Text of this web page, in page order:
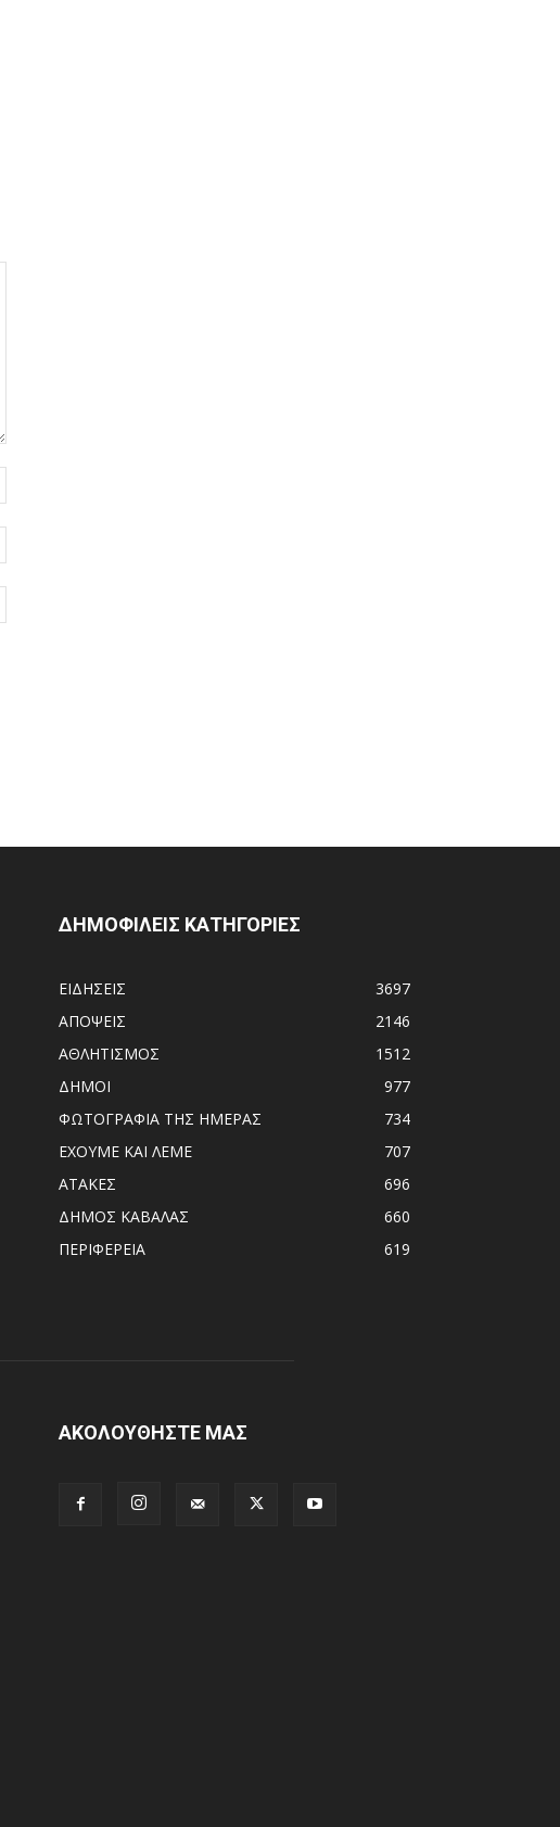
ΔΗΜΟΦΙΛΕΙΣ ΚΑΤΗΓΟΡΙΕΣ
ΕΙΔΗΣΕΙΣ
3697
ΑΠΟΨΕΙΣ
2146
ΑΘΛΗΤΙΣΜΟΣ
1512
ΔΗΜΟΙ
977
ΦΩΤΟΓΡΑΦΙΑ ΤΗΣ ΗΜΕΡΑΣ
734
ΕΧΟΥΜΕ ΚΑΙ ΛΕΜΕ
707
ΑΤΑΚΕΣ
696
ΔΗΜΟΣ ΚΑΒΑΛΑΣ
660
ΠΕΡΙΦΕΡΕΙΑ
619
ΑΚΟΛΟΥΘΗΣΤΕ ΜΑΣ